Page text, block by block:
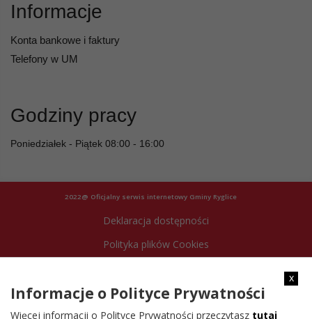
Informacje
Konta bankowe i faktury
Telefony w UM
Godziny pracy
Poniedziałek - Piątek 08:00 - 16:00
2022@ Oficjalny serwis internetowy Gminy Ryglice
Deklaracja dostępności
Polityka plików Cookies
x
Informacje o Polityce Prywatności
Więcej informacji o Polityce Prywatności przeczytasz tutaj